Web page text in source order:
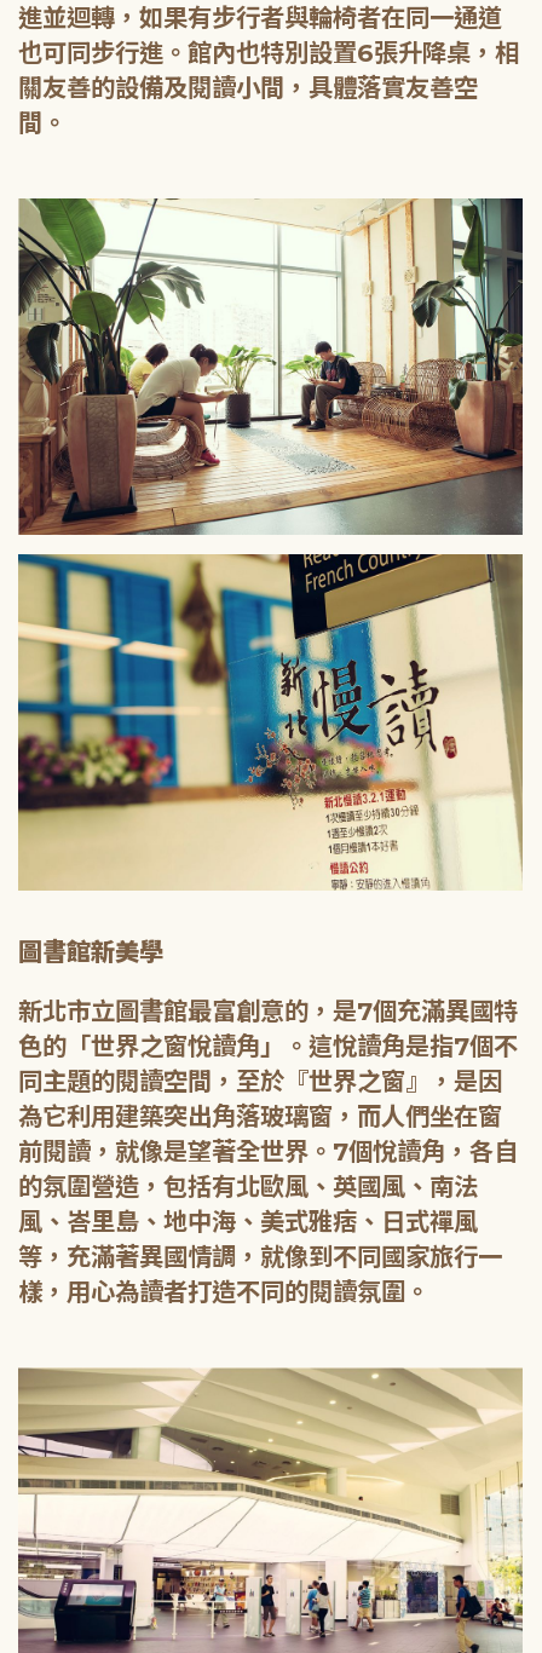
進並迴轉，如果有步行者與輪椅者在同一通道
也可同步行進。館內也特別設置6張升降桌，相
關友善的設備及閱讀小間，具體落實友善空
間。
圖書館新美學
新北市立圖書館最富創意的，是7個充滿異國特
色的「世界之窗悅讀角」。這悅讀角是指7個不
同主題的閱讀空間，至於『世界之窗』，是因
為它利用建築突出角落玻璃窗，而人們坐在窗
前閱讀，就像是望著全世界。7個悅讀角，各自
的氛圍營造，包括有北歐風、英國風、南法
風、峇里島、地中海、美式雅痞、日式禪風
等，充滿著異國情調，就像到不同國家旅行一
樣，用心為讀者打造不同的閱讀氛圍。